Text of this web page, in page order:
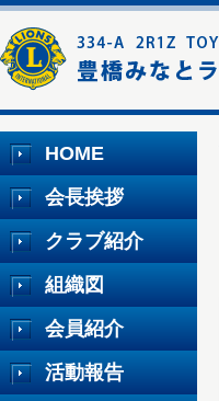
HOME
会長挨拶
クラブ紹介
組織図
会員紹介
活動報告